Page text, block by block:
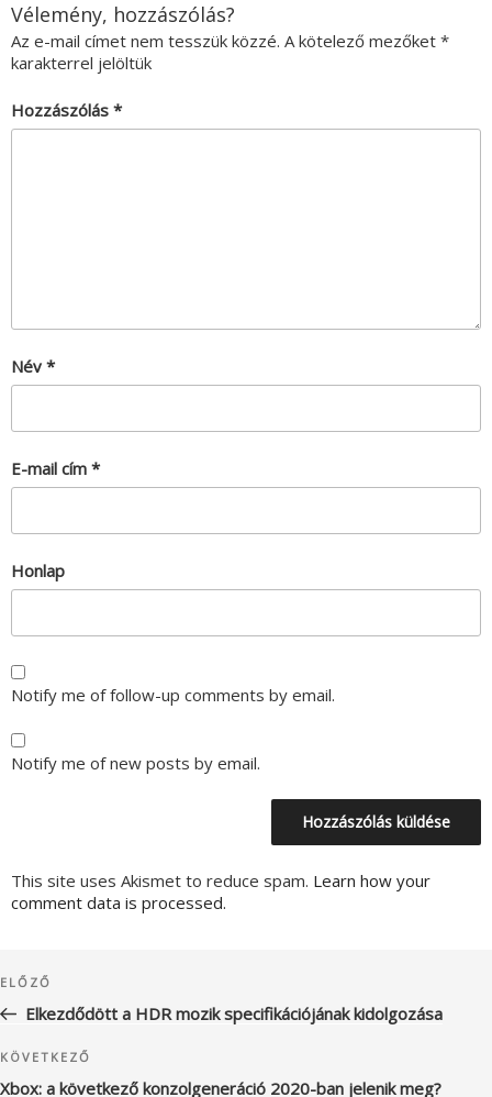
Vélemény, hozzászólás?
Az e-mail címet nem tesszük közzé. A kötelező mezőket *
karakterrel jelöltük
Hozzászólás *
Név *
E-mail cím *
Honlap
Notify me of follow-up comments by email.
Notify me of new posts by email.
This site uses Akismet to reduce spam. Learn how your
comment data is processed.
navigáció
Korábbi
bejegyzés
ELŐZŐ
Elkezdődött a HDR mozik specifikációjának kidolgozása
Következő
bejegyzés
KÖVETKEZŐ
Xbox: a következő konzolgeneráció 2020-ban jelenik meg?